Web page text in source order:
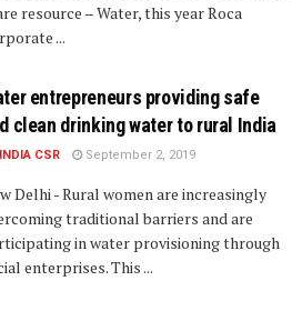
resource – Water, this year Roca
...
entrepreneurs providing safe
clean drinking water to rural India
INDIA CSR September 2, 2019
Delhi - Rural women are increasingly
traditional barriers and are
in water provisioning through
enterprises. This ...